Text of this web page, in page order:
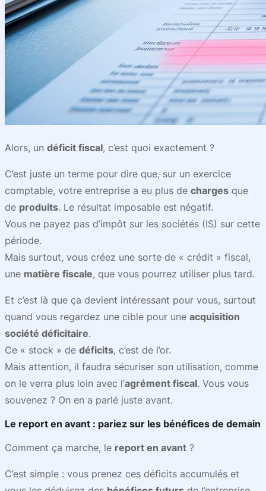
Alors, un déficit fiscal, c’est quoi exactement ?
C’est juste un terme pour dire que, sur un exercice
comptable, votre entreprise a eu plus de charges que
de produits. Le résultat imposable est négatif.
Vous ne payez pas d’impôt sur les sociétés (IS) sur cette
période.
Mais surtout, vous créez une sorte de « crédit » fiscal,
une matière fiscale, que vous pourrez utiliser plus tard.
Et c’est là que ça devient intéressant pour vous, surtout
quand vous regardez une cible pour une acquisition
société déficitaire.
Ce « stock » de déficits, c’est de l’or.
Mais attention, il faudra sécuriser son utilisation, comme
on le verra plus loin avec l’agrément fiscal. Vous vous
souvenez ? On en a parlé juste avant.
Le report en avant : pariez sur les bénéfices de demain
Comment ça marche, le report en avant ?
C’est simple : vous prenez ces déficits accumulés et